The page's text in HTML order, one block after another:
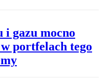
i gazu mocno
w portfelach tego